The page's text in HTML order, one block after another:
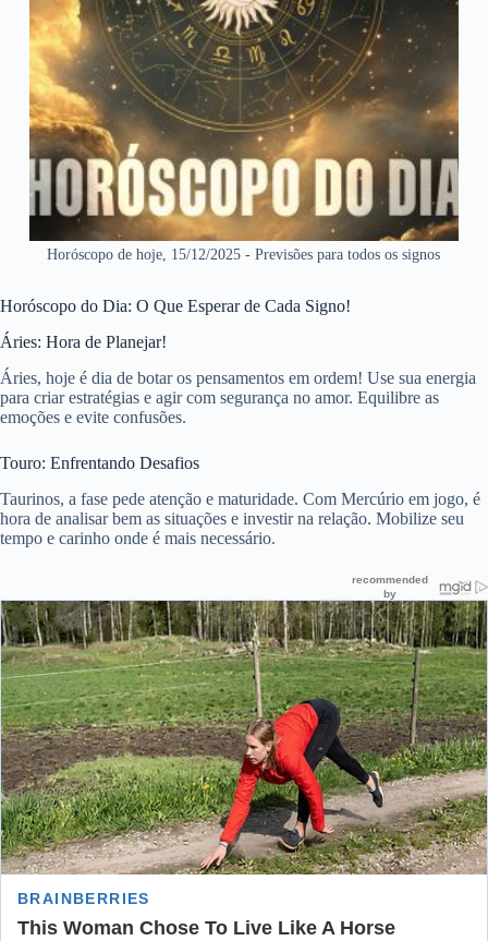
Horóscopo de hoje, 15/12/2025 - Previsões para todos os signos
Horóscopo do Dia: O Que Esperar de Cada Signo!
Áries: Hora de Planejar!
Áries, hoje é dia de botar os pensamentos em ordem! Use sua energia
para criar estratégias e agir com segurança no amor. Equilibre as
emoções e evite confusões.
Touro: Enfrentando Desafios
Taurinos, a fase pede atenção e maturidade. Com Mercúrio em jogo, é
hora de analisar bem as situações e investir na relação. Mobilize seu
tempo e carinho onde é mais necessário.